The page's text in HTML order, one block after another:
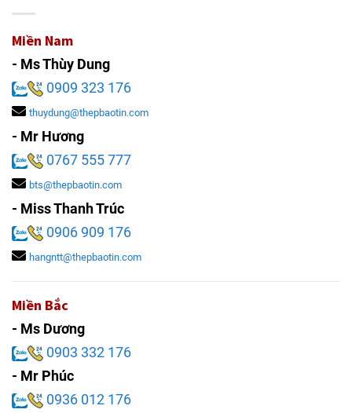
Miền Nam
- Ms Thùy Dung
0909 323 176
thuydung@thepbaotin.com
- Mr Hương
0767 555 777
bts@thepbaotin.com
- Miss Thanh Trúc
0906 909 176
hangntt@thepbaotin.com
Miền Bắc
- Ms Dương
0903 332 176
- Mr Phúc
0936 012 176